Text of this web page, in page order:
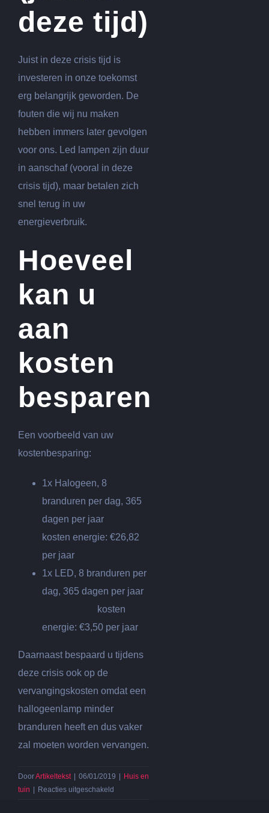
deze tijd)
Juist in deze crisis tijd is
investeren in onze toekomst
erg belangrijk geworden. De
fouten die wij nu maken
hebben immers later gevolgen
voor ons. Led lampen zijn duur
in aanschaf (vooral in deze
crisis tijd), maar betalen zich
snel terug in uw
energieverbruik.
Hoeveel
kan u
aan
kosten
besparen
Een voorbeeld van uw
kostenbesparing:
1x Halogeen, 8
branduren per dag, 365
dagen per jaar
kosten energie: €26,82
per jaar
1x LED, 8 branduren per
dag, 365 dagen per jaar
kosten
energie: €3,50 per jaar
Daarnaast bespaard u tijdens
deze crisis ook op de
vervangingskosten omdat een
hallogeenlamp minder
branduren heeft en dus vaker
zal moeten worden vervangen.
DoorArtikeltekst 06/01/2019
Huis en
tuin
Reacties uitgeschakeld